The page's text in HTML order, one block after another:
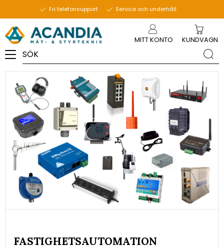
Fri telefonsupport Service och underhåll
MITT KONTO KUNDVAGN
FASTIGHETSAUTOMATION